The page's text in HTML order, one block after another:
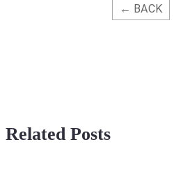
← BACK
Related Posts